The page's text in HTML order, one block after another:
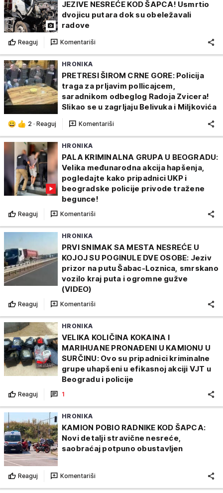
JEZIVE NESREĆE KOD ŠAPCA! Usmrtio
dvojicu putara dok su obeležavali
radove
Reaguj Komentariši
HRONIKA
PRETRESI ŠIROM CRNE GORE: Policija
traga za prljavim pollicajcem,
saradnikom odbeglog Radoja Zvicera!
Slikao se u zagrljaju Belivuka i Miljkovića
2 · Reaguj Komentariši
HRONIKA
PALA KRIMINALNA GRUPA U BEOGRADU:
Velika međunarodna akcija hapšenja,
pogledajte kako pripadnici UKP i
beogradske policije privode tražene
begunce!
Reaguj Komentariši
HRONIKA
PRVI SNIMAK SA MESTA NESREĆE U
KOJOJ SU POGINULE DVE OSOBE: Jeziv
prizor na putu Šabac-Loznica, smrskano
vozilo kraj puta i ogromne gužve
(VIDEO)
Reaguj Komentariši
HRONIKA
VELIKA KOLIČINA KOKAINA I
MARIHUANE PRONAĐENI U KAMIONU U
SURČINU: Ovo su pripadnici kriminalne
grupe uhapšeni u efikasnoj akciji VJT u
Beogradu i policije
Reaguj 1
HRONIKA
KAMION POBIO RADNIKE KOD ŠAPCA:
Novi detalji stravične nesreće,
saobraćaj potpuno obustavljen
Reaguj Komentariši